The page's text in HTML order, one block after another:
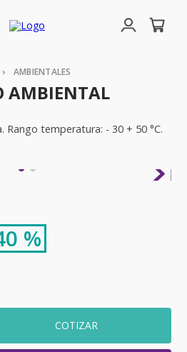
AMBIENTALES
AMBIENTAL
Rango temperatura: - 30 + 50 °C.
%
COTIZAR